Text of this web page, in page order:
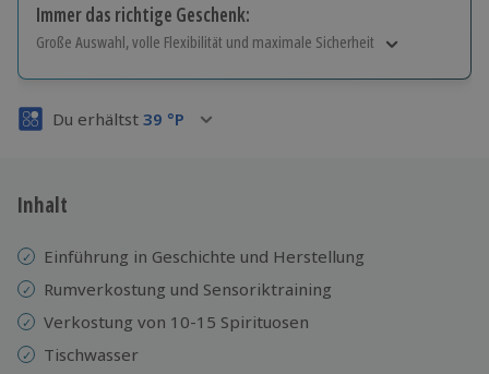
Immer das richtige Geschenk:
Große Auswahl, volle Flexibilität und maximale Sicherheit
Volle Flexibilität
3 Jahre gültig & verlängerbar.
Du erhältst 39 °P
Inhalt
Einführung in Geschichte und Herstellung
Rumverkostung und Sensoriktraining
Verkostung von 10-15 Spirituosen
Tischwasser